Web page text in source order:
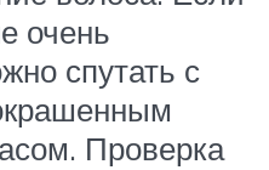
очень
спутать с
Проверка